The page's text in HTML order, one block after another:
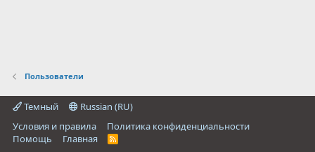
Пользователи
Темный
Russian (RU)
Условия и правила
Политика конфиденциальности
Помощь
Главная
R